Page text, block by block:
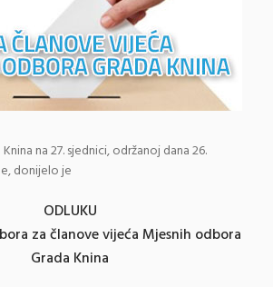
na 27. sjednici, održanoj dana 26.
donijelo je
ODLUKU
za članove vijeća Mjesnih odbora
Grada Knina